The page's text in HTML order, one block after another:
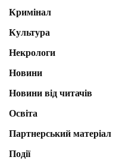
Кримінал
Культура
Некрологи
Новини
Новини від читачів
Освіта
Партнерський матеріал
Події